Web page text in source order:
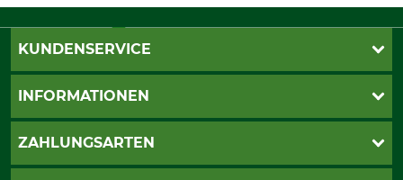
KUNDENSERVICE
Live-Shopping
INFORMATIONEN
AGB
ZAHLUNGSARTEN